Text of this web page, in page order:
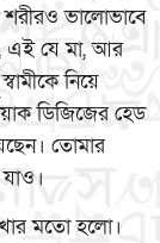
শরীরও ভালোভাবে
এই যে মা, আর
নিয়ে
ডিজিজের হেড
তোমার
মতো হলো।